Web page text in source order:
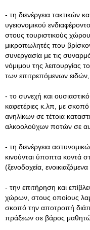
- τη διενέργεια τακτικών
υγειονομικού
στους τουριστικούς
μικροπωλητές που
συνεργασία με τις
νόμιμου της λειτουργίας
των επιτρεπόμενων ειδών,
- το συνεχή και
καφετέριες κ.λπ, με
ανηλίκων σε τέτοια
αλκοολούχων ποτών σε
- τη διενέργεια
κινούνται ύποπτα κοντά
(ξενοδοχεία,
- την επιτήρηση και
χώρων, στους οποίους
σκοπό την αποτροπή
πράξεων σε βάρος